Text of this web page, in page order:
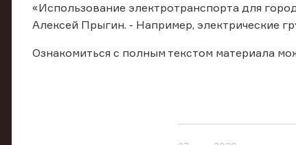
«Использование электротранспорта для
Алексей Прыгин. - Например, электрические
Ознакомиться с полным текстом материала